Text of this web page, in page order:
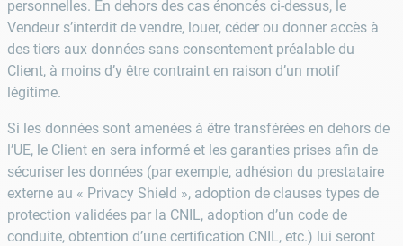
personnelles. En dehors des cas énoncés ci-dessus, le
Vendeur s’interdit de vendre, louer, céder ou donner accès à
des tiers aux données sans consentement préalable du
Client, à moins d’y être contraint en raison d’un motif
légitime.
Si les données sont amenées à être transférées en dehors de
l’UE, le Client en sera informé et les garanties prises afin de
sécuriser les données (par exemple, adhésion du prestataire
externe au « Privacy Shield », adoption de clauses types de
protection validées par la CNIL, adoption d’un code de
conduite, obtention d’une certification CNIL, etc.) lui seront